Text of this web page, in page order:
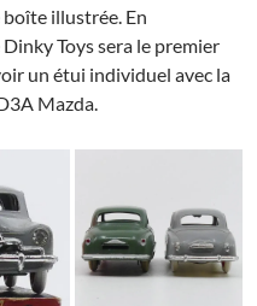
boîte illustrée. En
Toys sera le premier
un étui individuel avec la
Mazda.